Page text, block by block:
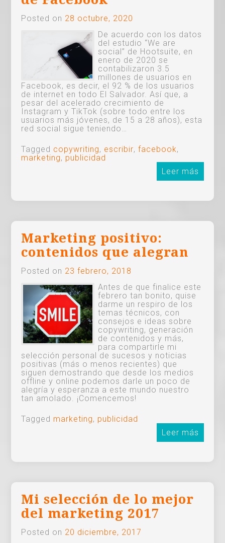
Posted on 28 octubre, 2020
De acuerdo con los datos
del estudio “We are
social” de Hootsuite, en
enero de 2020 se
contabilizaron 3.5
millones de usuarios en
Facebook, es decir, el 92 % de los usuarios
de internet en todo El Salvador. Así que, a
pesar del acelerado crecimiento de
Instagram y TikTok (sobre todo entre los
usuarios más jóvenes, de 15 a 28 años), esta
red social sigue teniendo…
Tagged copywriting, escribir,facebook,
marketing, publicidad
Leer más
Marketing positivo:
contenidos que alegran
Posted on 23 febrero, 2018
Antes de que finalice este
febrero tan bonito, quise
darme un respiro de los
temas técnicos, con
consejos e ideas sobre
copywriting, generación
de contenidos y más,
para compartirle mi
selección personal de sucesos y noticias
positivas (más o menos recientes) que
siguen demostrando que desde los medios
offline y online podemos darle un poco de
alegría y esperanza a este mundo nuestro
tan amolado. ¡Comencemos!
Tagged marketing, publicidad
Leer más
Mi selección de lo mejor
del marketing 2017
Posted on 20 diciembre, 2017